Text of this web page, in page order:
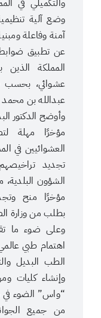
وضع آلية
آمنة وفاعلة
عن تطبيق ضوابط
عشوائي، بحسب
عبدالله بن محمد
وأوضح الدكتور
مؤخرًا مهلة
العشوائيين في
تجديد
الشؤون البلدية،
مؤخرًا منح
بطلب من وزارة
وعلى ضوء ما
اهتمام طبي
الطب البديل
وإنشاء كليات
“واس” الضوء في
من جميع